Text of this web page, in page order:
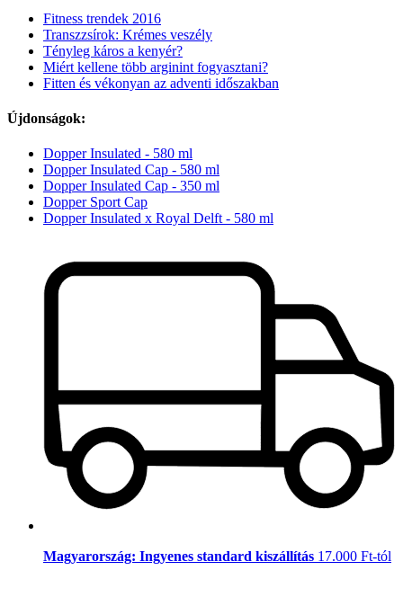
Fitness trendek 2016
Transzzsírok: Krémes veszély
Tényleg káros a kenyér?
Miért kellene több arginint fogyasztani?
Fitten és vékonyan az adventi időszakban
Újdonságok:
Dopper Insulated - 580 ml
Dopper Insulated Cap - 580 ml
Dopper Insulated Cap - 350 ml
Dopper Sport Cap
Dopper Insulated x Royal Delft - 580 ml
Magyarország: Ingyenes standard kiszállítás 17.000 Ft-tól